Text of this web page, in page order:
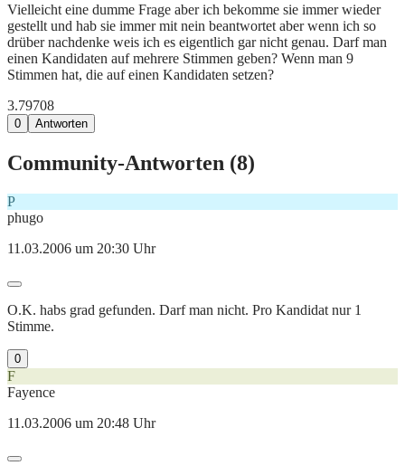
Vielleicht eine dumme Frage aber ich bekomme sie immer wieder
gestellt und hab sie immer mit nein beantwortet aber wenn ich so
drüber nachdenke weis ich es eigentlich gar nicht genau. Darf man
einen Kandidaten auf mehrere Stimmen geben? Wenn man 9
Stimmen hat, die auf einen Kandidaten setzen?
3.79708
0 Antworten
Community-Antworten (8)
P
phugo
11.03.2006 um 20:30 Uhr
O.K. habs grad gefunden. Darf man nicht. Pro Kandidat nur 1
Stimme.
0
F
Fayence
11.03.2006 um 20:48 Uhr